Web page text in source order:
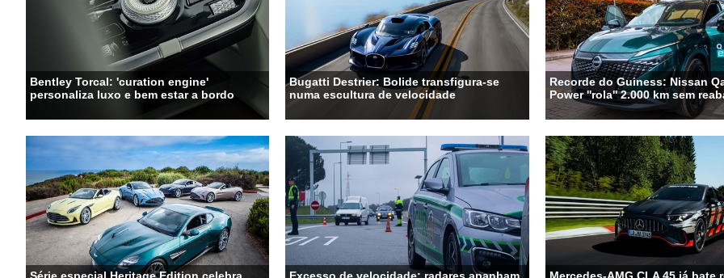
Bentley Torcal: 'curation engine'
personaliza luxo e bem estar a bordo
Bugatti Destrier: Bolide transfigura-se
numa escultura de velocidade
Recorde do Guiness: Nissan
Power ''rola'' 2.000 km sem